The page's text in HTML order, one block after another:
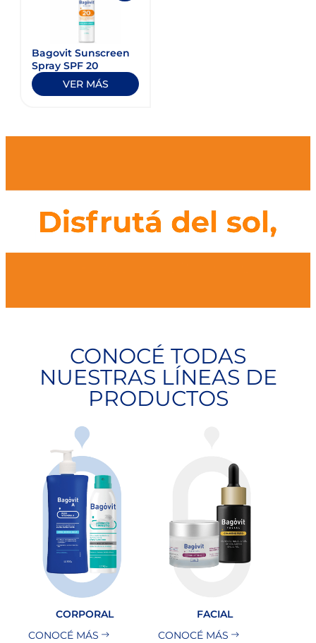
Bagovit Sunscreen
Spray SPF 20
VER MÁS
CONOCÉ TODAS
NUESTRAS LÍNEAS DE
PRODUCTOS
CORPORAL
CONOCÉ MÁS
FACIAL
CONOCÉ MÁS